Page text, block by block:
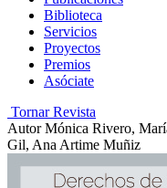
Biblioteca
Servicios
Proyectos
Premios
Asóciate
Tornar Revista
Autor Mónica Rivero,
Gil, Ana Artime Muñiz